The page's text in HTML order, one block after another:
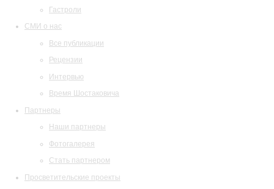
Гастроли
СМИ о нас
Все публикации
Рецензии
Интервью
Время Шостаковича
Партнеры
Наши партнеры
Фотогалерея
Стать партнером
Просветительские проекты